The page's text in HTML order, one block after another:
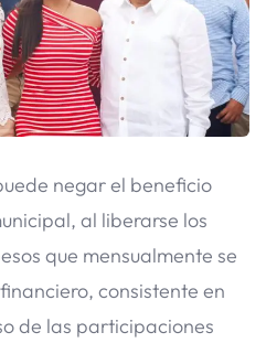
negar el beneficio
al liberarse los
que mensualmente se
consistente en
de las participaciones